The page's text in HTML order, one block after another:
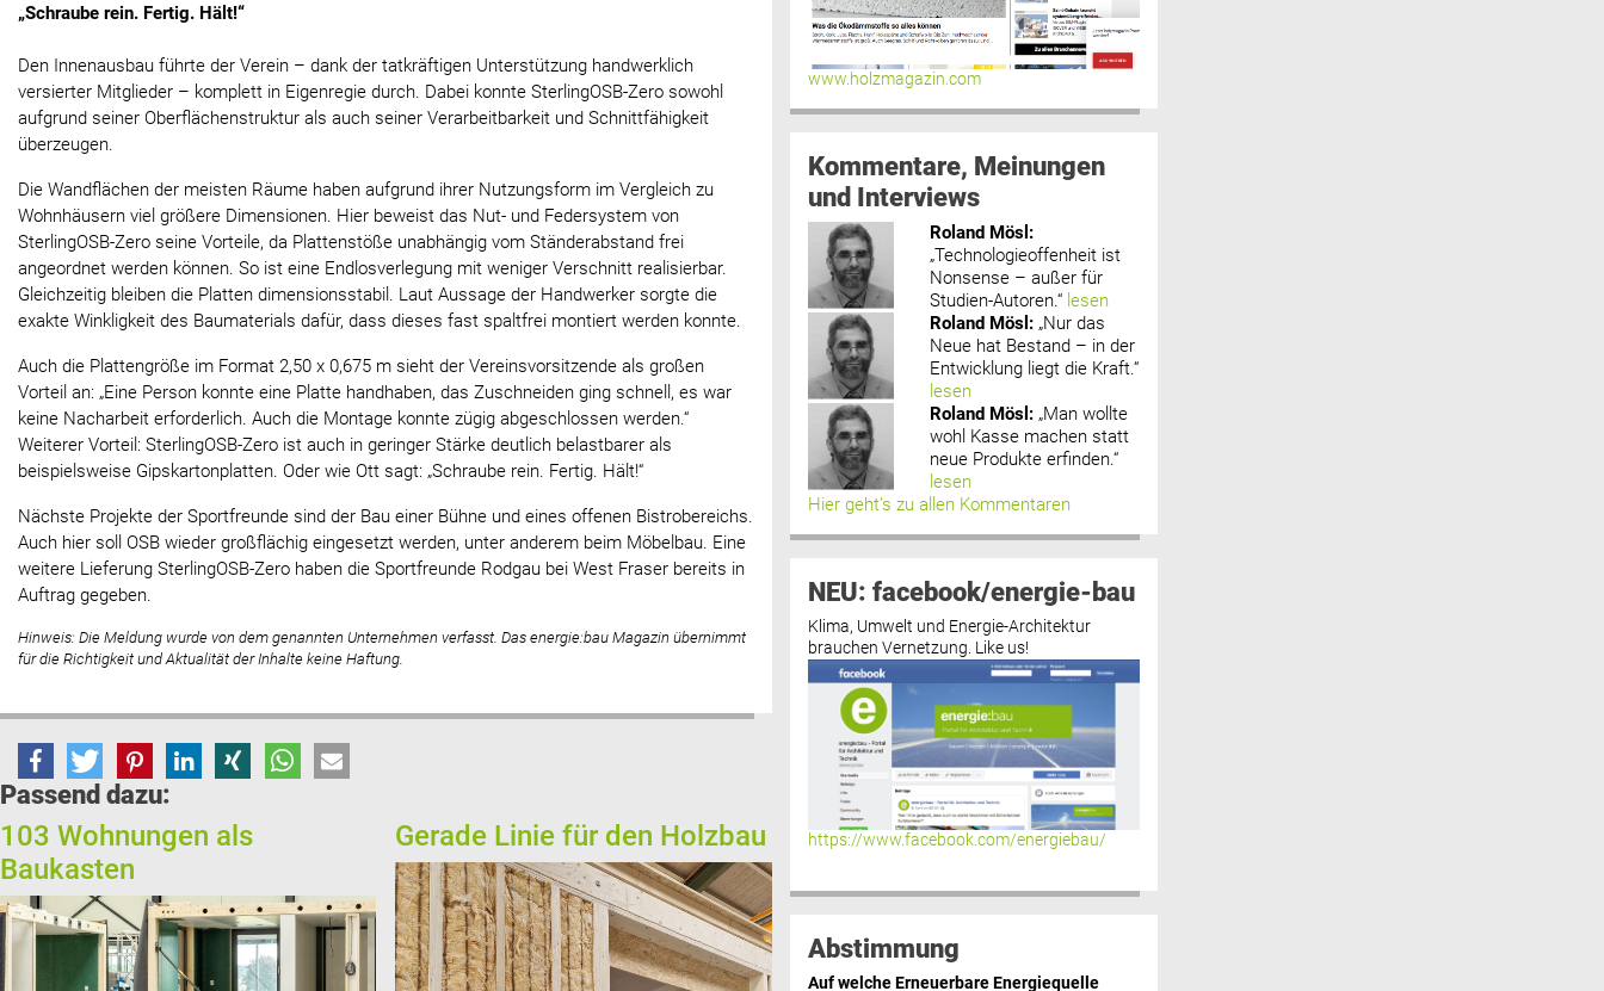
„Schraube rein. Fertig. Hält!“
Den Innenausbau führte der Verein – dank der tatkräftigen Unterstützung handwerklich
versierter Mitglieder – komplett in Eigenregie durch. Dabei konnte SterlingOSB-Zero sowohl
aufgrund seiner Oberflächenstruktur als auch seiner Verarbeitbarkeit und Schnittfähigkeit
überzeugen.
Die Wandflächen der meisten Räume haben aufgrund ihrer Nutzungsform im Vergleich zu
Wohnhäusern viel größere Dimensionen. Hier beweist das Nut- und Federsystem von
SterlingOSB-Zero seine Vorteile, da Plattenstöße unabhängig vom Ständerabstand frei
angeordnet werden können. So ist eine Endlosverlegung mit weniger Verschnitt realisierbar.
Gleichzeitig bleiben die Platten dimensionsstabil. Laut Aussage der Handwerker sorgte die
exakte Winkligkeit des Baumaterials dafür, dass dieses fast spaltfrei montiert werden konnte.
Auch die Plattengröße im Format 2,50 x 0,675 m sieht der Vereinsvorsitzende als großen
Vorteil an: „Eine Person konnte eine Platte handhaben, das Zuschneiden ging schnell, es war
keine Nacharbeit erforderlich. Auch die Montage konnte zügig abgeschlossen werden.“
Weiterer Vorteil: SterlingOSB-Zero ist auch in geringer Stärke deutlich belastbarer als
beispielsweise Gipskartonplatten. Oder wie Ott sagt: „Schraube rein. Fertig. Hält!“
Nächste Projekte der Sportfreunde sind der Bau einer Bühne und eines offenen Bistrobereichs.
Auch hier soll OSB wieder großflächig eingesetzt werden, unter anderem beim Möbelbau. Eine
weitere Lieferung SterlingOSB-Zero haben die Sportfreunde Rodgau bei West Fraser bereits in
Auftrag gegeben.
Hinweis: Die Meldung wurde von dem genannten Unternehmen verfasst. Das energie:bau Magazin übernimmt
für die Richtigkeit und Aktualität der Inhalte keine Haftung.
Passend dazu:
103 Wohnungen als
Baukasten
Gerade Linie für den Holzbau
www.holzmagazin.com
Kommentare, Meinungen
und Interviews
Roland Mösl :
„Technologieoffenheit ist
Nonsense – außer für
Studien-Autoren.“ lesen
Roland Mösl : „Nur das
Neue hat Bestand – in der
Entwicklung liegt die Kraft.“
lesen
Roland Mösl : „Man wollte
wohl Kasse machen statt
neue Produkte erfinden.“
lesen
Hier geht’s zu allen Kommentaren
NEU: facebook/energie-bau
Klima, Umwelt und Energie-Architektur
brauchen Vernetzung. Like us!
https://www.facebook.com/energiebau/
Abstimmung
Auf welche Erneuerbare Energiequelle